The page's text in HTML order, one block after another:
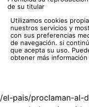
de su titular
Utilizamos cookies
nuestros servicios y
con sus preferencias
de navegación. si
que acepta su uso.
obtener más información
/el-pais/proclaman-al-